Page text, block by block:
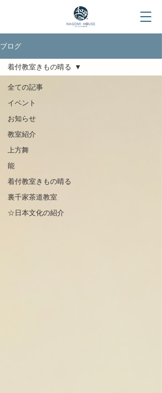
ブログ
全ての記事
イベント
お知らせ
教室紹介
上方舞
能
着付教室きもの晴る
裏千家茶道教室
☆日本文化の紹介
着付教室きもの晴る